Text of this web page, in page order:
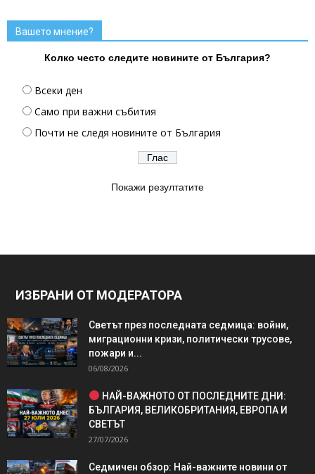
Вашето мнение?
Колко често следите новините от България?
Всеки ден
Само при важни събития
Почти не следя новините от България
Покажи резултатите
ИЗБРАНИ ОТ МОДЕРАТОРА
Светът през последната седмица: войни,
миграционни кризи, политически трусове,
пожари и...
06/08/2026
НАЙ-ВАЖНОТО ОТ ПОСЛЕДНИТЕ ДНИ:
БЪЛГАРИЯ, ВЕЛИКОБРИТАНИЯ, ЕВРОПА И
СВЕТЪТ
27/07/2026
Седмичен обзор: Най-важните новини от